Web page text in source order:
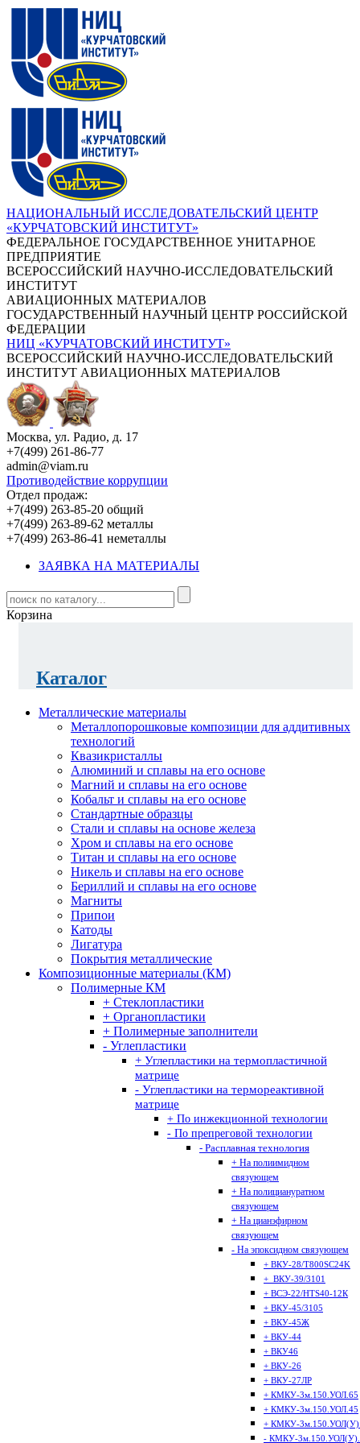
НАЦИОНАЛЬНЫЙ ИССЛЕДОВАТЕЛЬСКИЙ ЦЕНТР
«КУРЧАТОВСКИЙ ИНСТИТУТ»
ФЕДЕРАЛЬНОЕ ГОСУДАРСТВЕННОЕ УНИТАРНОЕ
ПРЕДПРИЯТИЕ
ВСЕРОССИЙСКИЙ НАУЧНО-ИССЛЕДОВАТЕЛЬСКИЙ
ИНСТИТУТ
АВИАЦИОННЫХ МАТЕРИАЛОВ
ГОСУДАРСТВЕННЫЙ НАУЧНЫЙ ЦЕНТР РОССИЙСКОЙ
ФЕДЕРАЦИИ
НИЦ «КУРЧАТОВСКИЙ ИНСТИТУТ»
ВСЕРОССИЙСКИЙ НАУЧНО-ИССЛЕДОВАТЕЛЬСКИЙ
ИНСТИТУТ АВИАЦИОННЫХ МАТЕРИАЛОВ
Москва, ул. Радио, д. 17
+7(499) 261-86-77
admin@viam.ru
Противодействие коррупции
Отдел продаж:
+7(499) 263-85-20 общий
+7(499) 263-89-62 металлы
+7(499) 263-86-41 неметаллы
ЗАЯВКА НА МАТЕРИАЛЫ
Корзина
Каталог
Металлические материалы
Металлопорошковые композиции для аддитивных
технологий
Квазикристаллы
Алюминий и сплавы на его основе
Магний и сплавы на его основе
Кобальт и сплавы на его основе
Стандартные образцы
Стали и сплавы на основе железа
Хром и сплавы на его основе
Титан и сплавы на его основе
Никель и сплавы на его основе
Бериллий и сплавы на его основе
Магниты
Припои
Катоды
Лигатура
Покрытия металлические
Композиционные материалы (КМ)
Полимерные КМ
+ Стеклопластики
+ Органопластики
+ Полимерные заполнители
- Углепластики
+ Углепластики на термопластичной
матрице
- Углепластики на термореактивной
матрице
+ По инжекционной технологии
- По препреговой технологии
- Расплавная технология
+ На полиимидном
связующем
+ На полициануратном
связующем
+ На цианэфирном
связующем
- На эпоксидном связующем
+ ВКУ-28/T800SC24K
+ ВКУ-39/3101
+ ВСЭ-22/HTS40-12К
+ ВКУ-45/3105
+ ВКУ-45Ж
+ ВКУ-44
+ ВКУ46
+ ВКУ-26
+ ВКУ-27ЛР
+ КМКУ-3м.150.УОЛ.65
+ КМКУ-3м.150.УОЛ.45
+ КМКУ-
- КМКУ-